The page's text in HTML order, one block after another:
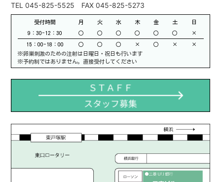
TEL 045-825-5525 FAX 045-825-5273
受付時間 月 火 水 木 金 土
日
9：30-12：30
○ ○ ○ ○ ○ ○ ×
15：00-18：00 ○ ○ ○ × ○ ×
×
※卵巣刺激のための注射は日曜日・祝日も行います
※予約制ではありません。直接受付してください